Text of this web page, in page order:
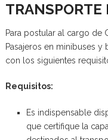
TRANSPORTE
Para postular al cargo de
Pasajeros en minibuses
con los siguientes
Requisitos:
Es indispensable
que certifique la